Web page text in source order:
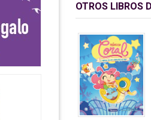
OTROS LIBROS